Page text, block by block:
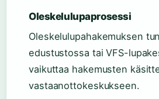
Oleskelulupaprosessi
Oleskelulupahakemuksen
edustustossa tai VFS-
vaikuttaa hakemusten
vastaanottokeskukseen.